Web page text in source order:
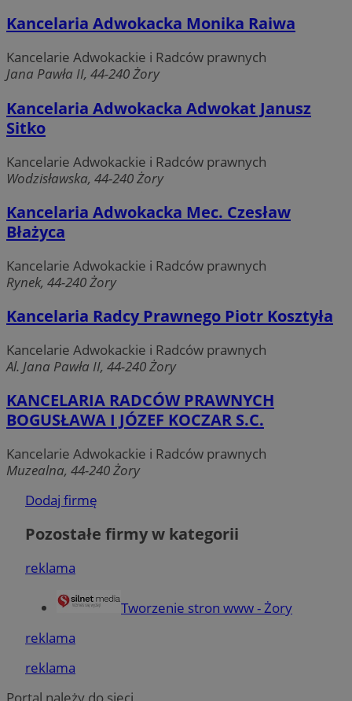
Kancelaria Adwokacka Monika Raiwa
Kancelarie Adwokackie i Radców prawnych
Jana Pawła II, 44-240 Żory
Kancelaria Adwokacka Adwokat Janusz
Sitko
Kancelarie Adwokackie i Radców prawnych
Wodzisławska, 44-240 Żory
Kancelaria Adwokacka Mec. Czesław
Błażyca
Kancelarie Adwokackie i Radców prawnych
Rynek, 44-240 Żory
Kancelaria Radcy Prawnego Piotr Kosztyła
Kancelarie Adwokackie i Radców prawnych
Al. Jana Pawła II, 44-240 Żory
KANCELARIA RADCÓW PRAWNYCH
BOGUSŁAWA I JÓZEF KOCZAR S.C.
Kancelarie Adwokackie i Radców prawnych
Muzealna, 44-240 Żory
Dodaj firmę
Pozostałe firmy w kategorii
reklama
Tworzenie stron www - Żory
reklama
reklama
SessID
zory.com.pl
QeSessID
__cf_bm
.simpli.fi
bh.contextweb.com
Policy